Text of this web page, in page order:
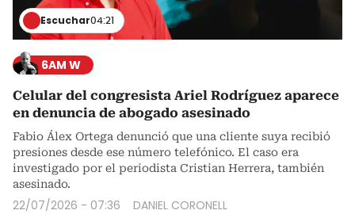
Escuchar04:21
6AM W
Celular del congresista Ariel Rodríguez aparece
en denuncia de abogado asesinado
Fabio Álex Ortega denunció que una cliente suya recibió
presiones desde ese número telefónico. El caso era
investigado por el periodista Cristian Herrera, también
asesinado.
22/07/2026 - 07:36 DANIEL CORONELL